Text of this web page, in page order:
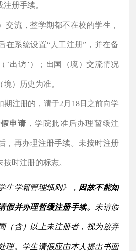
册手续。
交流，整学期都不在校的学生，
在系统设置“人工注册”，并在备
“出访”）；出国（境）交流情况
）历史为准。
期注册的，请于2月18日之前向学
申请 ，学院批准后办理暂缓注
，再办理注册手续。未按时注册
时注册的标志。
生学籍管理细则》， 因故不能如
假并办理暂缓注册手续。 未请假
（含）以上未注册者，视为放弃
理。学生请假应由本人提出书面